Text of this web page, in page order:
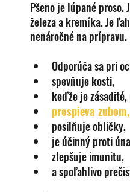
Pšeno je lúpané proso.
železa a kremíka. Je
nenáročné na prípravu.
Odporúča sa pri
spevňuje kosti,
keďže je
prospieva
posilňuje obličky,
je účinný proti
zlepšuje imunitu,
a spoľahlivo